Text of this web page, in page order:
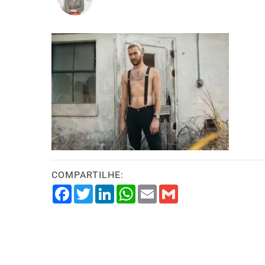
COMPARTILHE:
FacebookTwitterLinkedInWhatsApp
Email